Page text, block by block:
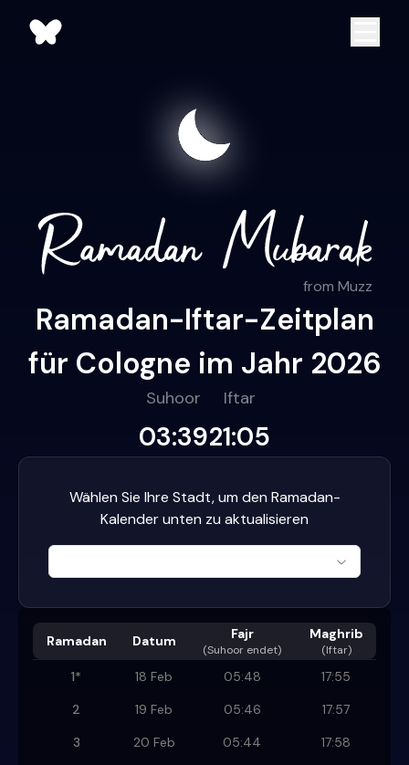
from Muzz
Ramadan-Iftar-Zeitplan
für Cologne im Jahr 2026
Suhoor
03:39
Iftar
21:05
Wählen Sie Ihre Stadt, um den Ramadan-
Kalender unten zu aktualisieren
Ramadan Datum Fajr
(Suhoor endet)
Maghrib
(Iftar)
1* 18 Feb 05:48
17:55
2
19 Feb 05:46
17:57
3
20 Feb 05:44
17:58